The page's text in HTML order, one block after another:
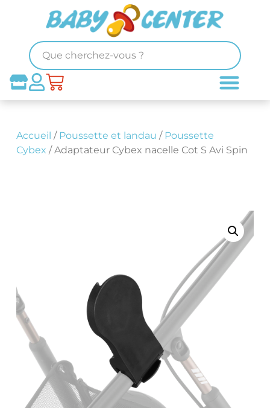
Accueil / Poussette et landau / Poussette
Cybex / Adaptateur Cybex nacelle Cot S Avi Spin